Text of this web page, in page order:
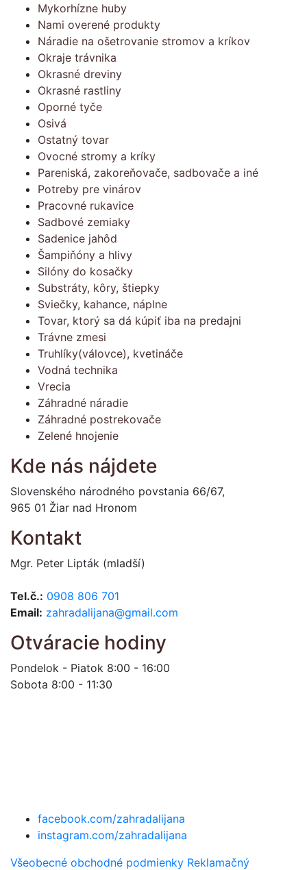
Mykorhízne huby
Nami overené produkty
Náradie na ošetrovanie stromov a kríkov
Okraje trávnika
Okrasné dreviny
Okrasné rastliny
Oporné tyče
Osivá
Ostatný tovar
Ovocné stromy a kríky
Pareniská, zakoreňovače, sadbovače a iné
Potreby pre vinárov
Pracovné rukavice
Sadbové zemiaky
Sadenice jahôd
Šampiňóny a hlivy
Silóny do kosačky
Substráty, kôry, štiepky
Sviečky, kahance, náplne
Tovar, ktorý sa dá kúpiť iba na predajni
Trávne zmesi
Truhlíky(válovce), kvetináče
Vodná technika
Vrecia
Záhradné náradie
Záhradné postrekovače
Zelené hnojenie
Kde nás nájdete
Slovenského národného povstania 66/67,
965 01 Žiar nad Hronom
Kontakt
Mgr. Peter Lipták (mladší)
Tel.č.: 0908 806 701
Email: zahradalijana@gmail.com
Otváracie hodiny
Pondelok - Piatok 8:00 - 16:00
Sobota 8:00 - 11:30
facebook.com/zahradalijana
instagram.com/zahradalijana
Všeobecné obchodné podmienky Reklamačný